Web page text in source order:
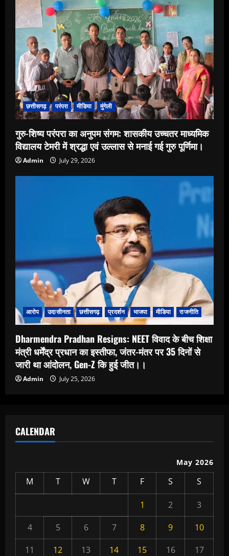
छत्तीसगढ़ परंपरा मीडिया मुंगेली
गुरु-शिष्य परंपरा का अनुपम संगम: शासकीय उच्चतर माध्यमिक
विद्यालय टेमरी में श्रद्धा एवं उल्लास से मनाई गई गुरु पूर्णिमा।
Admin July 29, 2026
आरोप उदासीनता छत्तीसगढ़ प्रदर्शन भाजपा मीडिया राजनीति
Dharmendra Pradhan Resigns: NEET विवाद के बीच शिक्षा
मंत्री धर्मेंद्र प्रधान का इस्तीफा, जंतर-मंतर पर 35 दिनों से
जारी था आंदोलन, Gen-Z कि हुई जीत।।
Admin July 25, 2026
CALENDAR
May 2026
M T W T F S S
1 2
3
4
5 6 7 8 9
10
11
12 13 14 15 16 17